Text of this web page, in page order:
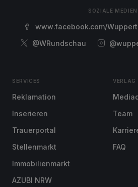
SOZIALE MEDIEN
www.facebook.com/
@WRundschau
SERVICES
Reklamation
Inserieren
Trauerportal
Stellenmarkt
Immobilienmarkt
AZUBI NRW
VERLAG
Team
FAQ